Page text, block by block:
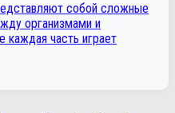
собой сложные
организмами и
часть играет